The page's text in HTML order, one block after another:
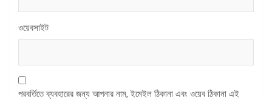
ওয়েবসাইট
পরবর্তিতে ব্যবহারের জন্য আপনার নাম, ইমেইল ঠিকানা এবং ওয়েব ঠিকানা এই